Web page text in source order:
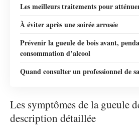
Les meilleurs traitements pour
À éviter après une soirée arrosée
Prévenir la gueule de bois avant,
consommation d’alcool
Quand consulter un professionnel de
Les symptômes de la gueule
description détaillée